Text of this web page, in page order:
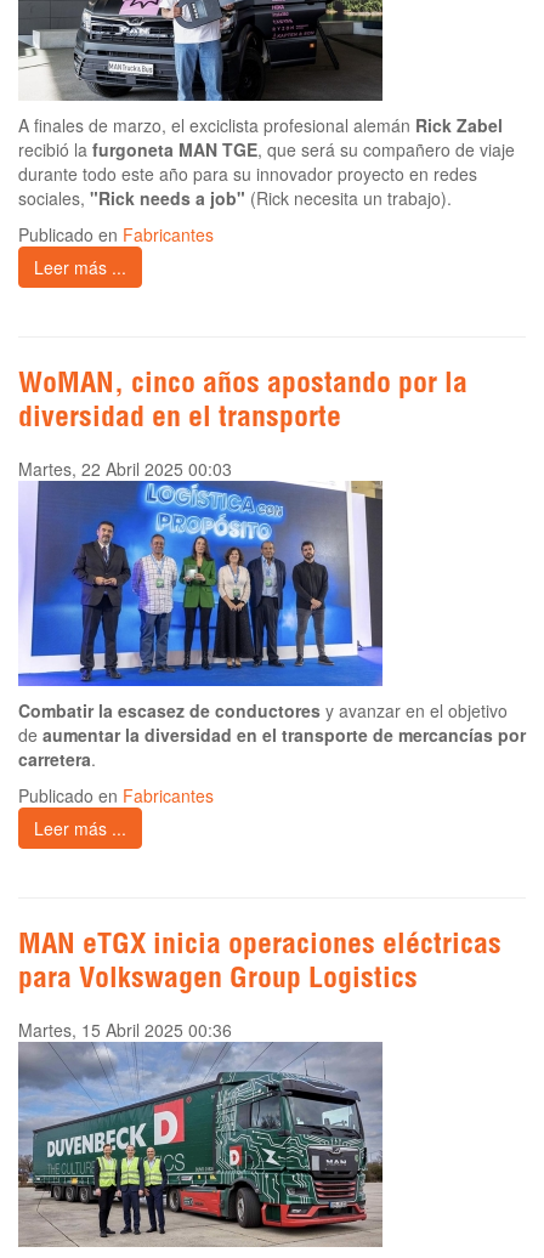
A finales de marzo, el exciclista profesional alemán Rick Zabel
recibió la furgoneta MAN TGE, que será su compañero de viaje
durante todo este año para su innovador proyecto en redes
sociales, "Rick needs a job" (Rick necesita un trabajo).
Publicado en Fabricantes
Leer más ...
WoMAN, cinco años apostando por la
diversidad en el transporte
Martes, 22 Abril 2025 00:03
Combatir la escasez de conductores y avanzar en el objetivo
de aumentar la diversidad en el transporte de mercancías por
carretera.
Publicado en Fabricantes
Leer más ...
MAN eTGX inicia operaciones eléctricas
para Volkswagen Group Logistics
Martes, 15 Abril 2025 00:36